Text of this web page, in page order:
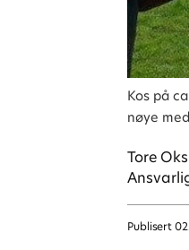
Kos på
nøye
Tore
Publisert